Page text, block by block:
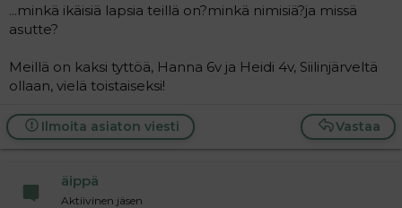
u
n
l
o
t
t
a
a
n
e
s
i
...minkä ikäisiä lapsia teillä on?minkä nimisiä?ja missä
asutte?
Meillä on kaksi tyttöä, Hanna 6v ja Heidi 4v, Siilinjärveltä
ollaan, vielä toistaiseksi!
Vastaa
Ilmoita asiaton viesti
äippä
Aktiivinen jäsen